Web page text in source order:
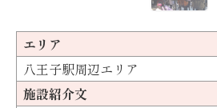
エリア
八王子駅周辺エリア
施設紹介文